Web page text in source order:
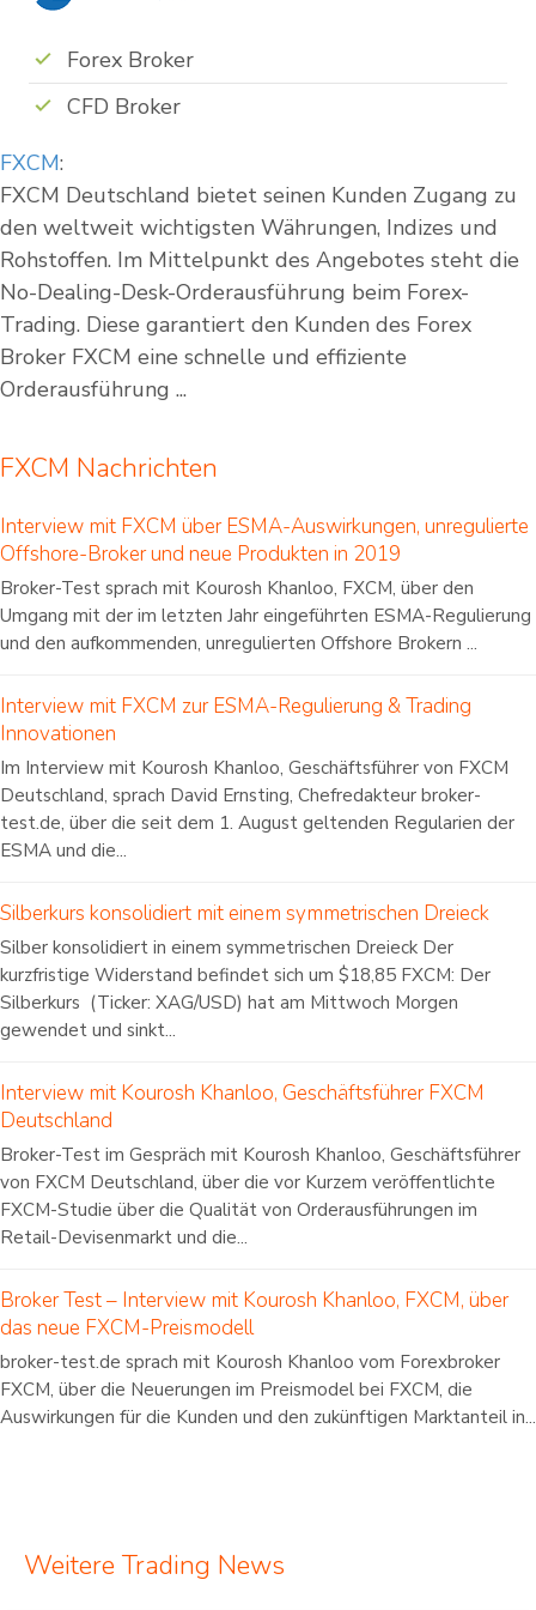
Forex Broker
CFD Broker
FXCM:
FXCM Deutschland bietet seinen Kunden Zugang zu
den weltweit wichtigsten Währungen, Indizes und
Rohstoffen. Im Mittelpunkt des Angebotes steht die
No-Dealing-Desk-Orderausführung beim Forex-
Trading. Diese garantiert den Kunden des Forex
Broker FXCM eine schnelle und effiziente
Orderausführung ...
FXCM Nachrichten
Interview mit FXCM über ESMA-Auswirkungen, unregulierte
Offshore-Broker und neue Produkten in 2019
Broker-Test sprach mit Kourosh Khanloo, FXCM, über den
Umgang mit der im letzten Jahr eingeführten ESMA-Regulierung
und den aufkommenden, unregulierten Offshore Brokern ...
Interview mit FXCM zur ESMA-Regulierung & Trading
Innovationen
Im Interview mit Kourosh Khanloo, Geschäftsführer von FXCM
Deutschland, sprach David Ernsting, Chefredakteur broker-
test.de, über die seit dem 1. August geltenden Regularien der
ESMA und die...
Silberkurs konsolidiert mit einem symmetrischen Dreieck
Silber konsolidiert in einem symmetrischen Dreieck Der
kurzfristige Widerstand befindet sich um $18,85 FXCM: Der
Silberkurs (Ticker: XAG/USD) hat am Mittwoch Morgen
gewendet und sinkt...
Interview mit Kourosh Khanloo, Geschäftsführer FXCM
Deutschland
Broker-Test im Gespräch mit Kourosh Khanloo, Geschäftsführer
von FXCM Deutschland, über die vor Kurzem veröffentlichte
FXCM-Studie über die Qualität von Orderausführungen im
Retail-Devisenmarkt und die...
Broker Test – Interview mit Kourosh Khanloo, FXCM, über
das neue FXCM-Preismodell
broker-test.de sprach mit Kourosh Khanloo vom Forexbroker
FXCM, über die Neuerungen im Preismodel bei FXCM, die
Auswirkungen für die Kunden und den zukünftigen Marktanteil in...
Weitere Trading News